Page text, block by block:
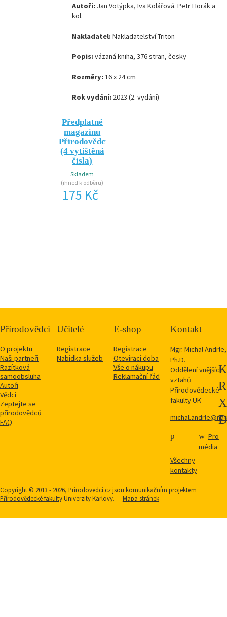
Autoři: Jan Votýpka, Iva Kolářová. Petr Horák a
kol.
Nakladatel:Nakladatelství Triton
Popis:vázaná kniha, 376 stran, česky
Rozměry:16 x 24 cm
Rok vydání: 2023 (2. vydání)
Předplatné
magazínu
Přírodovědci.cz
(4 vytištěná
čísla)
Skladem
(ihned k odběru)
175 Kč
Přírodovědci
O projektu
Naši partneři
Razítková
samoobsluha
Autoři
Vědci
Zeptejte se
přírodovědců
FAQ
Učitelé
Registrace
Nabídka služeb
E-shop
Registrace
Otevírací doba
Vše o nákupu
Reklamační řád
Kontakt
Mgr. Michal Andrle,
Ph.D.
Oddělení vnějších
vztahů
Přírodovědecké
fakulty UK
Všechny
kontakty
Pro
média
Copyright © 2013 - 2026, Prirodovedci.cz jsou komunikačním projektem
Přírodovědecké fakultyUniverzity Karlovy. Mapa stránek